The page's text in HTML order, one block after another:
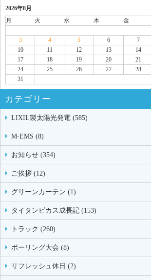
2026年8月
月
火 水 木 金
3
4 5 6 7
10
11 12 13 14
17
18 19 20 21
24
25 26 27 28
31
カテゴリー
LIXIL製太陽光発電 (585)
M-EMS (8)
お知らせ (354)
ご挨拶 (12)
グリーンカーテン (1)
タイタンビカス成長記 (153)
トラック (260)
ボーリング大会 (8)
リフレッシュ休日 (2)